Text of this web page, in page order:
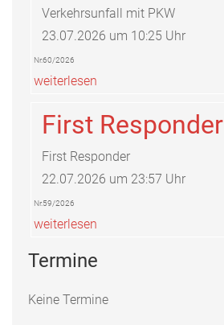
Verkehrsunfall mit PKW
23.07.2026 um 10:25 Uhr
Nr.60/2026
weiterlesen
First Responder
First Responder
22.07.2026 um 23:57 Uhr
Nr.59/2026
weiterlesen
Termine
Keine Termine